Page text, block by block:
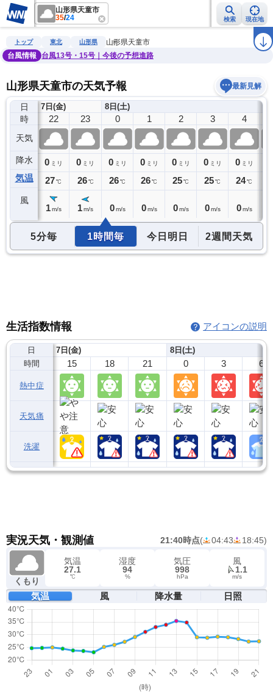
山形県天童市
35/24 検索 現在地
雨雲レーダー 台風情報 地震情報 ラ
トップ 東北 山形県
山形県天童市
台風情報
台風13号・15号｜今後の予想進路
山形県天童市の天気予報 最新見解
日
時
天気
降水
気温
風
7日(金)
21
0ミリ
27℃
22
0 ミリ
27℃
1 m/s
23
0 ミリ
26 ℃
1m/s
8日(土)
0
0 ミリ
26℃
0 m/s
1
0 ミリ
26℃
0 m/s
2
0 ミリ
25℃
0 m/s
3
0 ミリ
25℃
0 m/s
4
0 ミリ
24℃
0 m/s
5分毎 1時間毎 今日明日 2週間天気
生活指数情報 アイコンの説明
日
時間
熱中症
天気痛
洗濯
7日(金)
15 18 21
8日(土)
0 3 6
実況天気・観測値 21:40時点( 04:43 18:45)
くもり
気温
27.1
℃
湿度
94
%
気圧
998
hPa
風
1.1
m/s
気温 風 降水量 日照